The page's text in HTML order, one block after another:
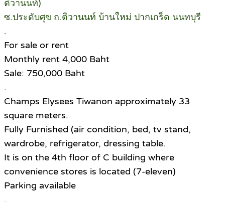
ติวานนท์)
ซ.ประดับศุข ถ.ติวานนท์ บ้านใหม่ ปากเกร็ด นนทบุรี
.
For sale or rent
Monthly rent 4,000 Baht
Sale: 750,000 Baht
.
Champs Elysees Tiwanon approximately 33
square meters.
Fully Furnished (air condition, bed, tv stand,
wardrobe, refrigerator, dressing table.
It is on the 4th floor of C building where
convenience stores is located (7-eleven)
Parking available
.